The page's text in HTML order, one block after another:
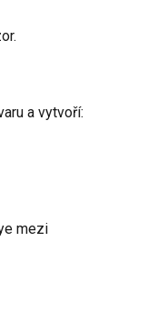
a vytvoří:
mezi